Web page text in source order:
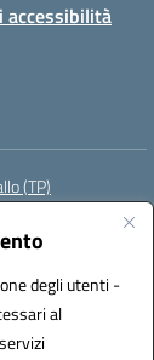
degli utenti -
al
accessibilità
(TP)